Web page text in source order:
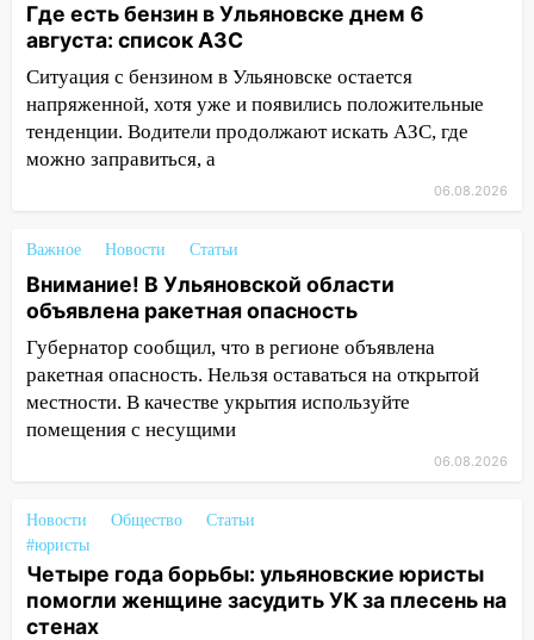
120 тысяч долга
11:49 Снят режим «Ракетная
опасность» на территории Ульяновской
области
11:30
Кабмин РФ разрешил до 1 июля
2027 года импорт, выпуск и обращение
врезался в забор
10:27 Где есть бензин в Ульяновске
днем 6 августа: список АЗС
10:16 Внимание! В Ульяновской области
объявлена ракетная опасность
09:50
застрял в тепловозе
09:44
Ульяновские спасатели помогли
Где есть бензин в Ульяновске днем 6
августа: список АЗС
Ситуация с бензином в Ульяновске остается
напряженной, хотя уже и появились положительные
тенденции. Водители продолжают искать АЗС, где
можно заправиться, а
06.08.2026
Важное Новости Статьи
Внимание! В Ульяновской области
объявлена ракетная опасность
Губернатор сообщил, что в регионе объявлена
ракетная опасность. Нельзя оставаться на открытой
местности. В качестве укрытия используйте
помещения с несущими
06.08.2026
Новости Общество
Статьи
#юристы
Четыре года борьбы: ульяновские юристы
помогли женщине засудить УК за плесень на
стенах